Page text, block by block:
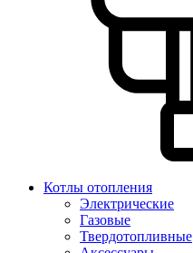
Котлы отопления
Электрические
Газовые
Твердотопливные